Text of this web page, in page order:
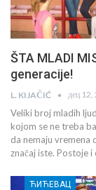
ŠTA MLADI
generacije!
L. KIJAČIĆ дец
Veliki broj mladih
kojom se ne treba
da nemaju vremena
značaj iste. Postoje i
ЋИЋЕВАЦ